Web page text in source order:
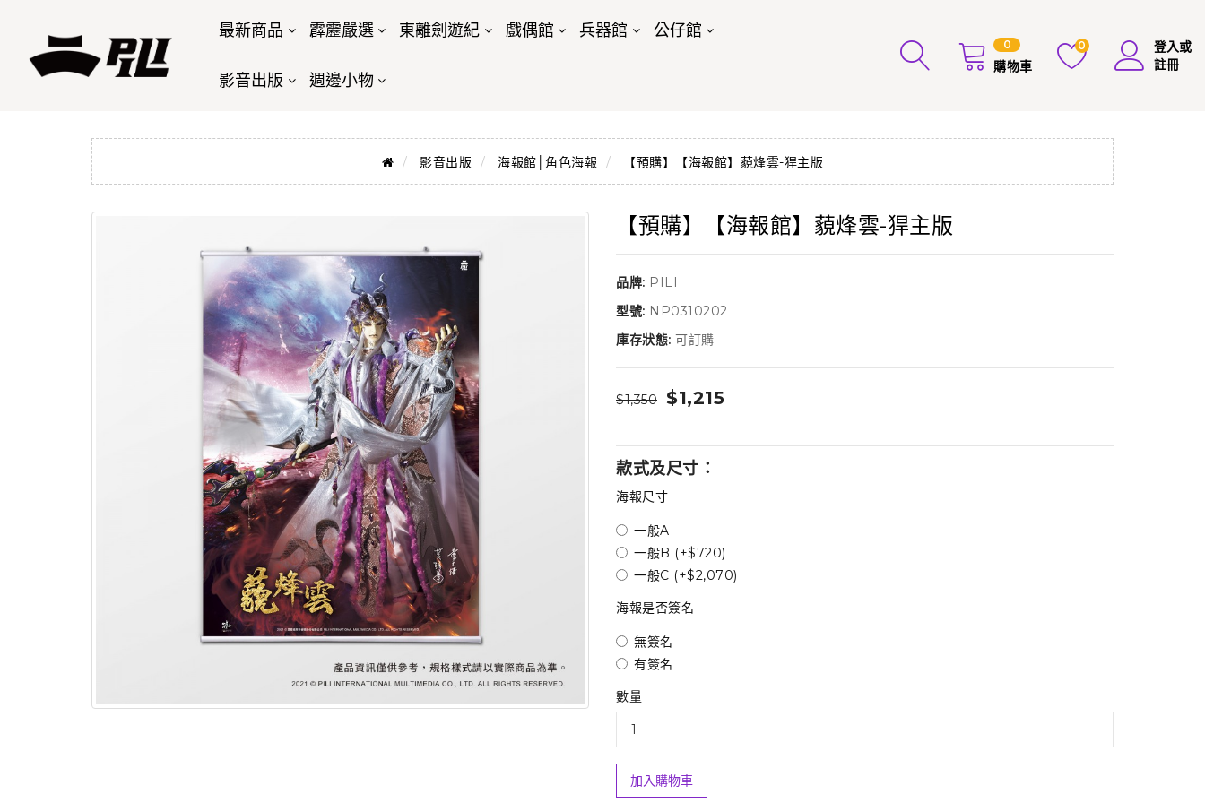
最新商品 霹靂嚴選 東離劍遊紀 戲偶館 兵器館 公仔館
影音出版 週邊小物
0
購物車
0
登入或
註冊
影音出版 海報館│角色海報 【預購】【海報館】藐烽雲-猂主版
【預購】【海報館】藐烽雲-猂主版
品牌: PILI
型號: NP0310202
庫存狀態: 可訂購
$1,350 $1,215
款式及尺寸：
海報尺寸
一般A
一般B (+$720)
一般C (+$2,070)
海報是否簽名
無簽名
有簽名
數量
加入購物車